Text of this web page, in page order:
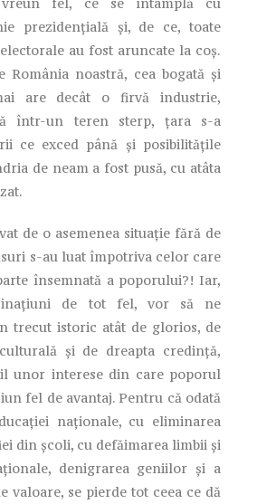
prezidențială și, de ce, toate
au fost aruncate la coș.
România noastră, cea bogată și
are decât o firvă industrie,
într-un teren sterp, țara s-a
ce exced până și posibilitățile
de neam a fost pusă, cu atâta
de o asemenea situație fără de
s-au luat împotriva celor care
însemnată a poporului?! Iar,
de tot fel, vor să ne
trecut istoric atât de glorios, de
și de dreapta credință,
unor interese din care poporul
fel de avantaj. Pentru că odată
naționale, cu eliminarea
din școli, cu defăimarea limbii și
denigrarea geniilor și a
valoare, se pierde tot ceea ce dă